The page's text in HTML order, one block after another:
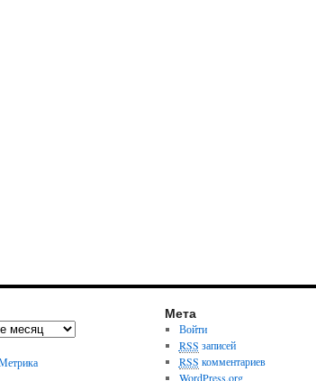
Мета
Войти
RSS записей
RSS комментариев
WordPress.org